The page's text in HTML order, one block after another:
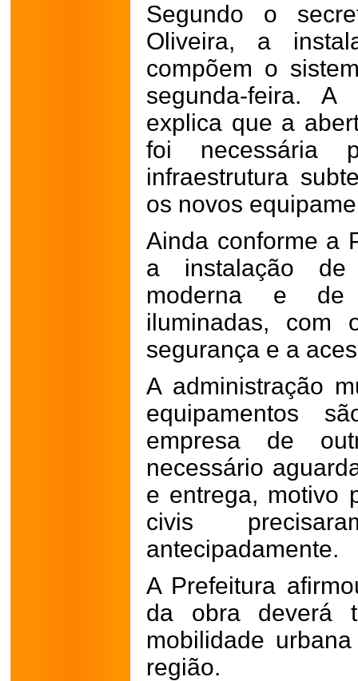
Segundo o
Oliveira, a
compõem o
segunda-feira. A
explica que a
foi necessária
infraestrutura
os novos
Ainda conforme a
a instalação de
moderna e de
iluminadas, com
segurança e a
A administração
equipamentos
empresa de
necessário
e entrega, motivo
civis
antecipadamente.
A Prefeitura
da obra deverá
mobilidade
região.